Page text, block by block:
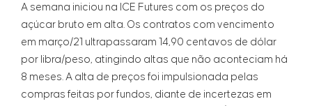
A semana iniciou na ICE Futures com os preços do
açúcar bruto em alta. Os contratos com vencimento
em março/21 ultrapassaram 14,90 centavos de dólar
por libra/peso, atingindo altas que não aconteciam há
8 meses. A alta de preços foi impulsionada pelas
compras feitas por fundos, diante de incertezas em